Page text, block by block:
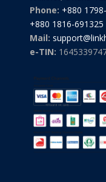
Phone: +880
+880 1816-691325
Mail:
e-TIN: